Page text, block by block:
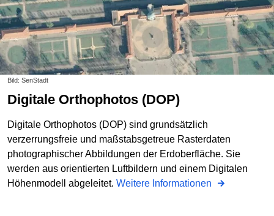
Bild: SenStadt
Digitale Orthophotos (DOP)
Digitale Orthophotos (DOP) sind grundsätzlich
verzerrungsfreie und maßstabsgetreue Rasterdaten
photographischer Abbildungen der Erdoberfläche. Sie
werden aus orientierten Luftbildern und einem Digitalen
Höhenmodell abgeleitet. Weitere Informationen